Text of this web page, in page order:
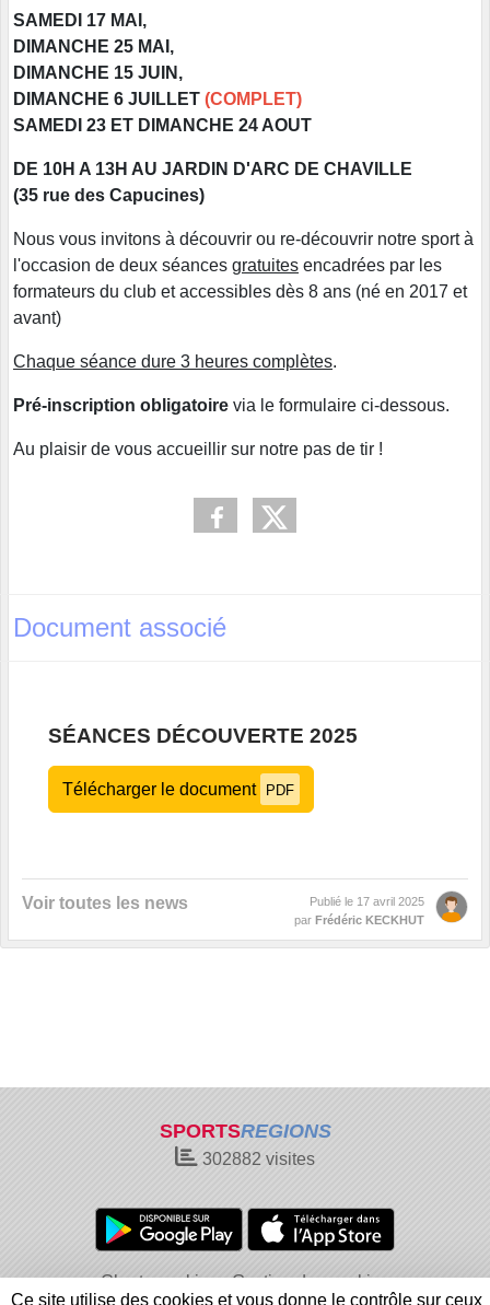
SAMEDI 17 MAI,
DIMANCHE 25 MAI,
DIMANCHE 15 JUIN,
DIMANCHE 6 JUILLET (COMPLET)
SAMEDI 23 ET DIMANCHE 24 AOUT
DE 10H A 13H AU JARDIN D'ARC DE CHAVILLE
(35 rue des Capucines)
Nous vous invitons à découvrir ou re-découvrir notre sport à
l'occasion de deux séances gratuites encadrées par les
formateurs du club et accessibles dès 8 ans (né en 2017 et
avant)
Chaque séance dure 3 heures complètes.
Pré-inscription obligatoire via le formulaire ci-dessous.
Au plaisir de vous accueillir sur notre pas de tir !
Document associé
SÉANCES DÉCOUVERTE 2025
Télécharger le document PDF
Voir toutes les news Publié le 17 avril 2025
par Frédéric KECKHUT
SPORTSREGIONS
302882 visites
Charte cookies
Gestion des cookies
Ce site utilise des cookies et vous donne le contrôle sur ceux